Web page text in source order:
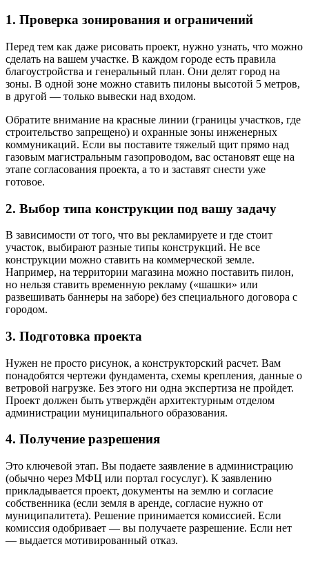
1. Проверка зонирования и ограничений
Перед тем как даже рисовать проект, нужно узнать, что можно
сделать на вашем участке. В каждом городе есть правила
благоустройства и генеральный план. Они делят город на
зоны. В одной зоне можно ставить пилоны высотой 5 метров,
в другой — только вывески над входом.
Обратите внимание на красные линии (границы участков, где
строительство запрещено) и охранные зоны инженерных
коммуникаций. Если вы поставите тяжелый щит прямо над
газовым магистральным газопроводом, вас остановят еще на
этапе согласования проекта, а то и заставят снести уже
готовое.
2. Выбор типа конструкции под вашу задачу
В зависимости от того, что вы рекламируете и где стоит
участок, выбирают разные типы конструкций. Не все
конструкции можно ставить на коммерческой земле.
Например, на территории магазина можно поставить пилон,
но нельзя ставить временную рекламу («шашки» или
развешивать баннеры на заборе) без специального договора с
городом.
3. Подготовка проекта
Нужен не просто рисунок, а конструкторский расчет. Вам
понадобятся чертежи фундамента, схемы крепления, данные о
ветровой нагрузке. Без этого ни одна экспертиза не пройдет.
Проект должен быть утверждён архитектурным отделом
администрации муниципального образования.
4. Получение разрешения
Это ключевой этап. Вы подаете заявление в администрацию
(обычно через МФЦ или портал госуслуг). К заявлению
прикладывается проект, документы на землю и согласие
собственника (если земля в аренде, согласие нужно от
муниципалитета). Решение принимается комиссией. Если
комиссия одобривает — вы получаете разрешение. Если нет
— выдается мотивированный отказ.